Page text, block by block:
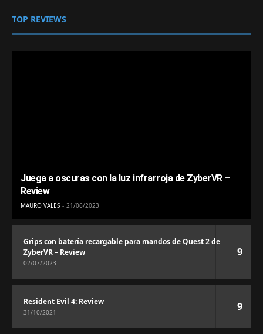
TOP REVIEWS
Juega a oscuras con la luz infrarroja de ZyberVR –
Review
MAURO VALES 21/06/2023
Grips con batería recargable para mandos de Quest 2 de
ZyberVR – Review
02/07/2023
9
Resident Evil 4: Review
31/10/2021 9